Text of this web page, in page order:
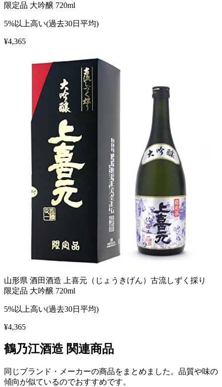
限定品 大吟醸 720ml
5%以上高い(過去30日平均)
¥4,365
山形県 酒田酒造 上喜元（じょうきげん）古流しずく採り
限定品 大吟醸 720ml
5%以上高い(過去30日平均)
¥4,365
鶴乃江酒造関連商品
同じブランド・メーカーの商品をまとめました。品質や味の
傾向が似ているのでおすすめです。